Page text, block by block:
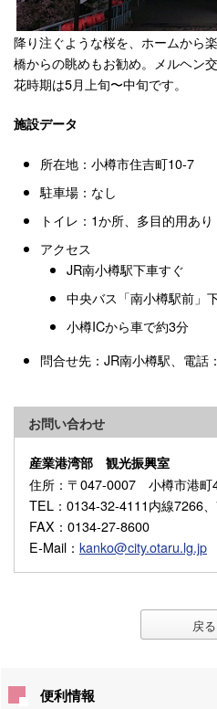
降り注ぐような桜を、ホームから
橋からの眺めもお勧め。メルヘン
花時期は5月上旬〜中旬です。
施設データ
所在地：小樽市住吉町10-7
駐車場：なし
トイレ：1か所、多目的用あり
アクセス
JR南小樽駅下車すぐ
中央バス「南小樽駅前」
小樽ICから車で約3分
問合せ先：JR南小樽駅、電話
お問い合わせ
産業港湾部 観光振興室
住所 ：〒047-0007 小樽市港町
TEL ：0134-32-4111内線7266
FAX ：0134-27-8600
E-Mail ： kanko@city.otaru.lg.jp
戻る
便利情報